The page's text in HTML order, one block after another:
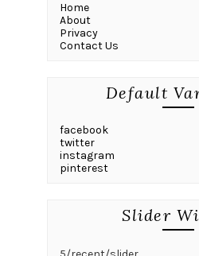
Home
About
Privacy
Contact Us
Default
facebook
twitter
instagram
pinterest
Slider